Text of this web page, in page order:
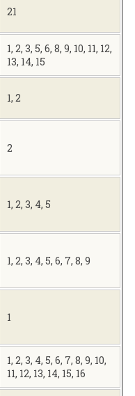
21
1, 2, 3, 5, 6, 8, 9, 10, 11, 12,
13, 14, 15
1, 2
2
1, 2, 3, 4, 5
1, 2, 3, 4, 5, 6, 7, 8, 9
1
1, 2, 3, 4, 5, 6, 7, 8, 9, 10,
11, 12, 13, 14, 15, 16